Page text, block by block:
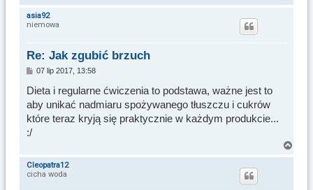
N
asia92
niemowa
Re: Jak zgubić brzuch
P
s
07 lip 2017, 13:58
Dieta i regularne ćwiczenia to podstawa, ważne jest to
aby unikać nadmiaru spożywanego tłuszczu i cukrów
które teraz kryją się praktycznie w każdym produkcie...
:/
N
Cleopatra12
cicha woda